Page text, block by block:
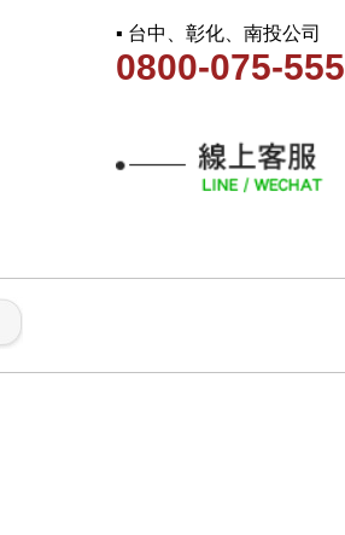
▪ 台中、彰化、南投公司
0800-075-555